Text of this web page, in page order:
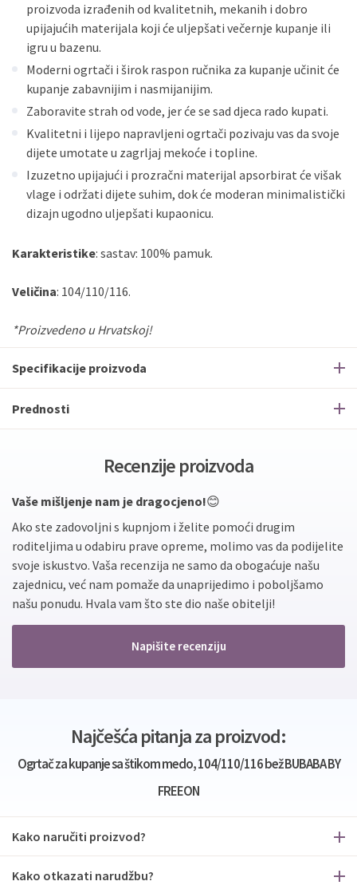
proizvoda izrađenih od kvalitetnih, mekanih i dobro
upijajućih materijala koji će uljepšati večernje kupanje ili
igru ​​u bazenu.
Moderni ogrtači i širok raspon ručnika za kupanje učinit će
kupanje zabavnijim i nasmijanijim.
Zaboravite strah od vode, jer će se sad djeca rado kupati.
Kvalitetni i lijepo napravljeni ogrtači pozivaju vas da svoje
dijete umotate u zagrljaj mekoće i topline.
Izuzetno upijajući i prozračni materijal apsorbirat će višak
vlage i održati dijete suhim, dok će moderan minimalistički
dizajn ugodno uljepšati kupaonicu.
Karakteristike: sastav: 100% pamuk.
Veličina: 104/110/116.
*Proizvedeno u Hrvatskoj!
Specifikacije proizvoda
Prednosti
Recenzije proizvoda
Vaše mišljenje nam je dragocjeno!😊
Ako ste zadovoljni s kupnjom i želite pomoći drugim
roditeljima u odabiru prave opreme, molimo vas da podijelite
svoje iskustvo. Vaša recenzija ne samo da obogaćuje našu
zajednicu, već nam pomaže da unaprijedimo i poboljšamo
našu ponudu. Hvala vam što ste dio naše obitelji!
Napišite recenziju
Najčešća pitanja za proizvod:
Ogrtač za kupanje sa štikom medo, 104/110/116 bež BUBABA BY
FREEON
Kako naručiti proizvod?
Kako otkazati narudžbu?